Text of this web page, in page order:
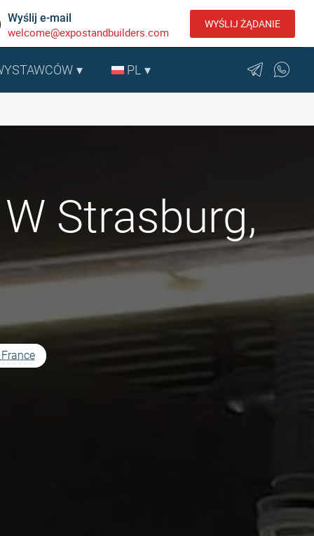
Wyślij e-mail
welcome@expostandbuilders.com
WYŚLIJ ŻĄDANIE
PL
Strasburg,